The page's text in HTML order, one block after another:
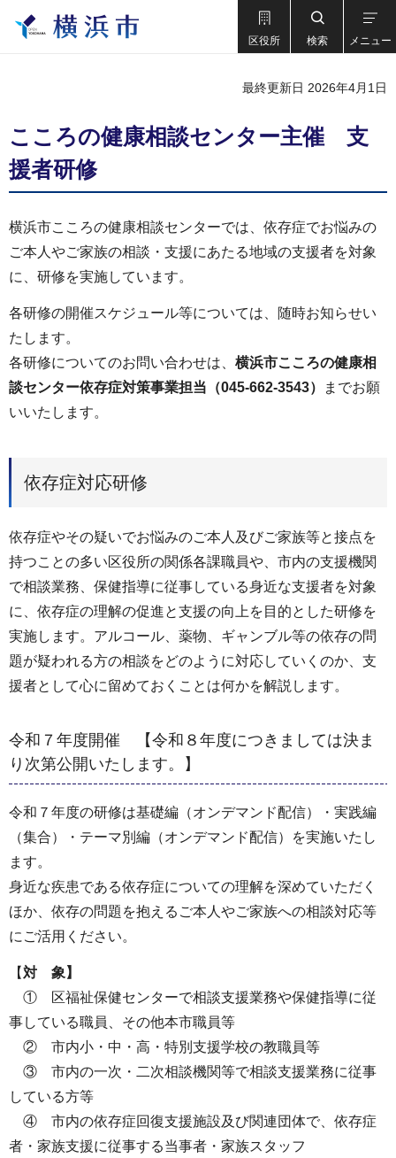
区役所 検索 メニュー
最終更新日 2026年4月1日
こころの健康相談センター主催 支
援者研修
横浜市こころの健康相談センターでは、依存症でお悩みの
ご本人やご家族の相談・支援にあたる地域の支援者を対象
に、研修を実施しています。
各研修の開催スケジュール等については、随時お知らせい
たします。
各研修についてのお問い合わせは、 横浜市こころの健康相
談センター依存症対策事業担当（045-662-3543）
までお願
いいたします。
依存症対応研修
依存症やその疑いでお悩みのご本人及びご家族等と接点を
持つことの多い区役所の関係各課職員や、市内の支援機関
で相談業務、保健指導に従事している身近な支援者を対象
に、依存症の理解の促進と支援の向上を目的とした研修を
実施します。アルコール、薬物、ギャンブル等の依存の問
題が疑われる方の相談をどのように対応していくのか、支
援者として心に留めておくことは何かを解説します。
令和７年度開催 【令和８年度につきましては決ま
り次第公開いたします。】
令和７年度の研修は基礎編（オンデマンド配信）・実践編
（集合）・テーマ別編（オンデマンド配信）を実施いたし
ます。
身近な疾患である依存症についての理解を深めていただく
ほか、依存の問題を抱えるご本人やご家族への相談対応等
にご活用ください。
【対 象】
① 区福祉保健センターで相談支援業務や保健指導に従
事している職員、その他本市職員等
② 市内小・中・高・特別支援学校の教職員等
③ 市内の一次・二次相談機関等で相談支援業務に従事
している方等
④ 市内の依存症回復支援施設及び関連団体で、依存症
者・家族支援に従事する当事者・家族スタッフ